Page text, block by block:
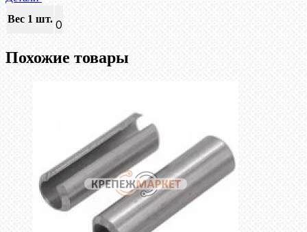
Вес 1 шт. 0
Похожие товары